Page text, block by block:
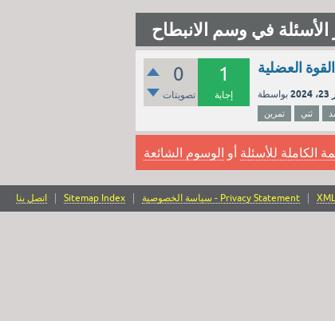
الأسئلة في وسم الانبطاح
0
تصويتات
1
إجابة
العضلية
تمرين ثني
الكاملة للأسئلة أو الوسوم الشائعة
اتصل بنا Sitemap Index سياسة الخصوصية - Privacy Statement